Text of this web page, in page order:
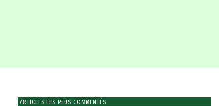
ARTICLES LES PLUS COMMENTÉS